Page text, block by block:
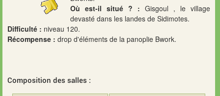
Où est-il situé ? : Gisgoul , le village
devasté dans les landes de Sidimotes.
Difficulté : niveau 120.
Récompense : drop d'éléments de la panoplie Bwork.
Composition des salles :